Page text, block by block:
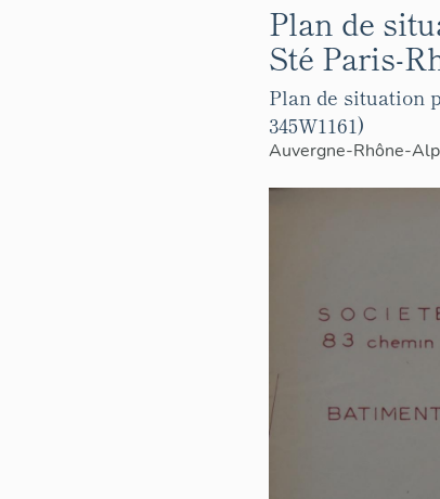
Plan de
Sté Paris-
Plan de situation
345W1161)
Auvergne-Rhône-